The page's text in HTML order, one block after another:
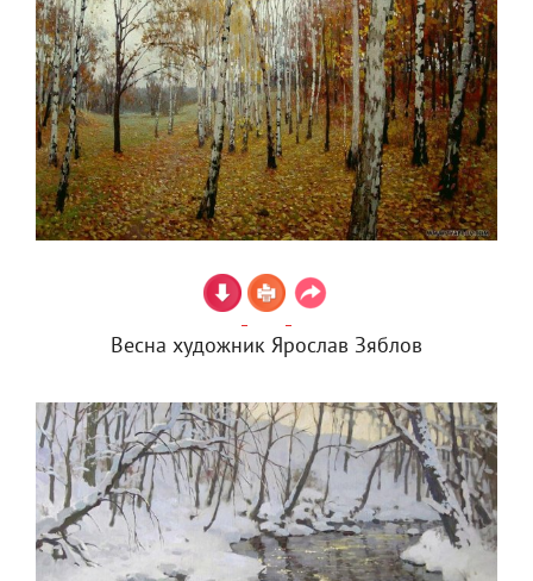
Весна художник Ярослав Зяблов